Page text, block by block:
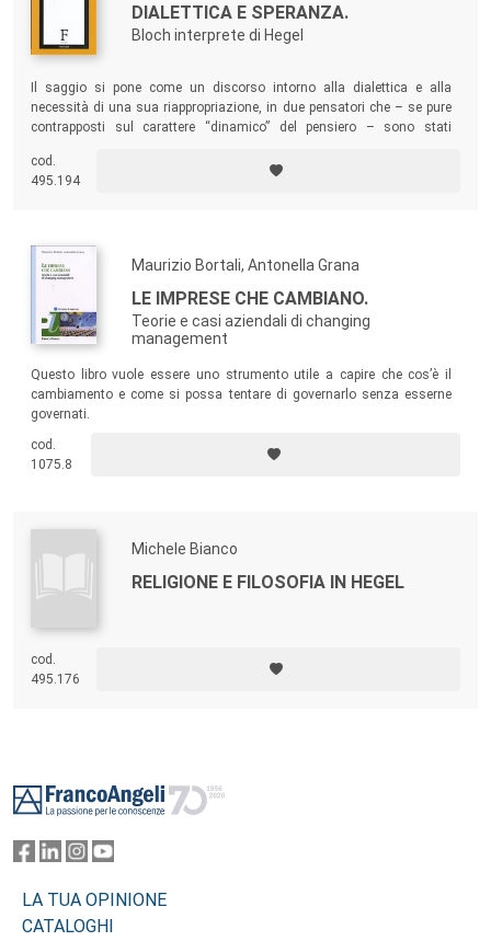
DIALETTICA E SPERANZA.
Bloch interprete di Hegel
Il saggio si pone come un discorso intorno alla dialettica e alla
necessità di una sua riappropriazione, in due pensatori che – se pure
contrapposti sul carattere “dinamico” del pensiero – sono stati
nell’orientarsi e cogliere il senso del reale: Hegel e Bloch.
cod.
495.194
Maurizio Bortali, Antonella Grana
LE IMPRESE CHE CAMBIANO.
Teorie e casi aziendali di changing
management
Questo libro vuole essere uno strumento utile a capire che cos’è il
cambiamento e come si possa tentare di governarlo senza esserne
governati.
cod.
1075.8
Michele Bianco
RELIGIONE E FILOSOFIA IN HEGEL
cod.
495.176
LA TUA OPINIONE
CATALOGHI